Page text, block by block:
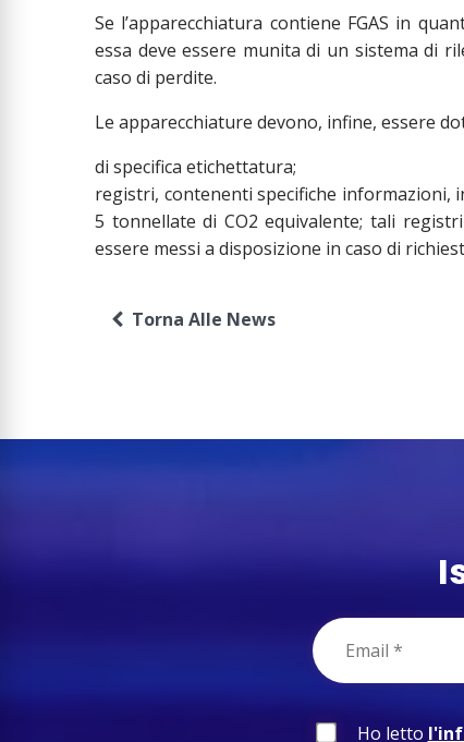
Se l’apparecchiatura contiene FGAS in
essa deve essere munita di un sistema di
caso di perdite.
Le apparecchiature devono, infine, essere
di specifica etichettatura;
registri, contenenti specifiche informazioni,
5 tonnellate di CO2 equivalente; tali
essere messi a disposizione in caso di
Torna Alle News
Ho letto